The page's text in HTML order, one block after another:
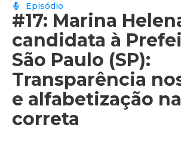
Episódio
#17: Marina
candidata à
São Paulo (SP):
Transparência
e alfabetização
correta